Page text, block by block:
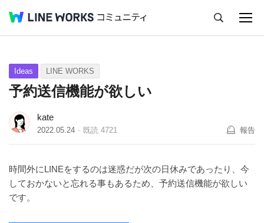
Q&A Tips Ideas
Ideas LINE WORKS
予約送信機能が欲しい
kate
2022.05.24 既読 4721 報告
時間外にLINEをするのは迷惑だが次の日休みであったり、今
しておかないと忘れる事もあるため、予約送信機能が欲しい
です。